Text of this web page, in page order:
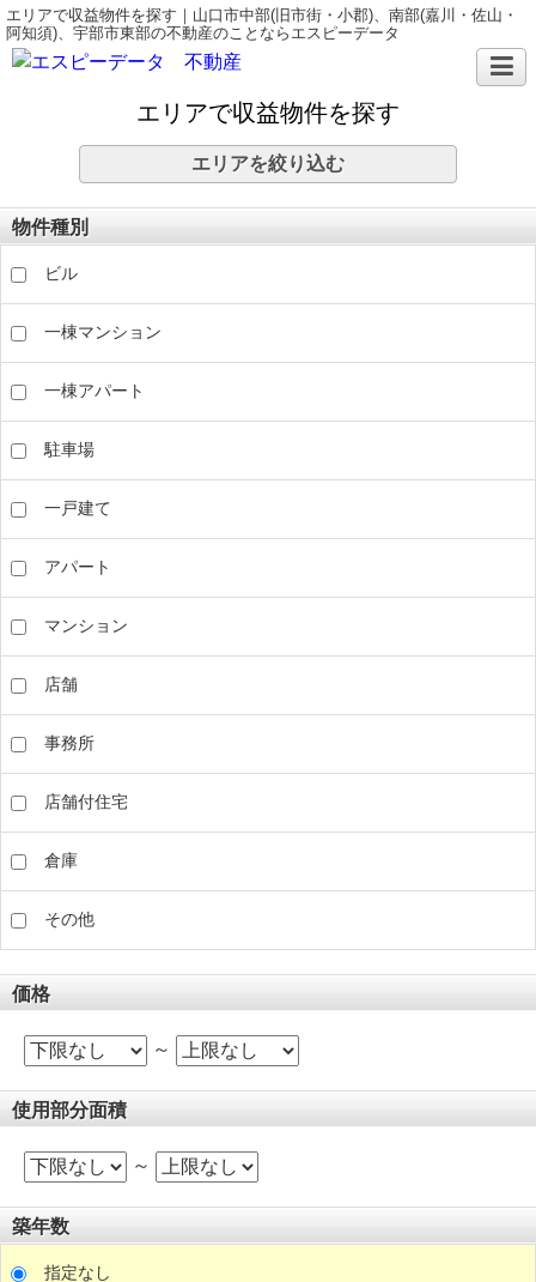
エリアで収益物件を探す｜山口市中部(旧市街・小郡)、南部(嘉川・佐山・
阿知須)、宇部市東部の不動産のことならエスピーデータ
エリアで収益物件を探す
エリアを絞り込む
物件種別
ビル
一棟マンション
一棟アパート
駐車場
一戸建て
アパート
マンション
店舗
事務所
店舗付住宅
倉庫
その他
価格
～
使用部分面積
～
築年数
指定なし